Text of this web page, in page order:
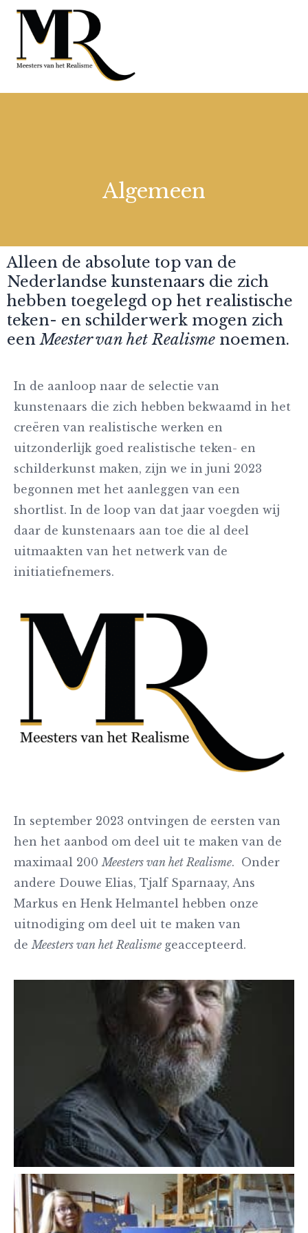
Algemeen
Alleen de absolute top van de
Nederlandse kunstenaars die zich
hebben toegelegd op het realistische
teken- en schilderwerk mogen zich
eenMeester van het Realisme noemen.
In de aanloop naar de selectie van
kunstenaars die zich hebben bekwaamd in het
creëren van realistische werken en
uitzonderlijk goed realistische teken- en
schilderkunst maken, zijn we in juni 2023
begonnen met het aanleggen van een
shortlist. In de loop van dat jaar voegden wij
daar de kunstenaars aan toe die al deel
uitmaakten van het netwerk van de
initiatiefnemers.
In september 2023 ontvingen de eersten van
hen het aanbod om deel uit te maken van de
maximaal 200Meesters van het Realisme. Onder
andere Douwe Elias, Tjalf Sparnaay, Ans
Markus en Henk Helmantel hebben onze
uitnodiging om deel uit te maken van
deMeesters van het Realisme geaccepteerd.